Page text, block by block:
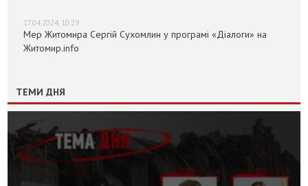
17.04.2024, 10:29
Мер Житомира Сергій Сухомлин у програмі «Діалоги» на
Житомир.info
ТЕМИ ДНЯ